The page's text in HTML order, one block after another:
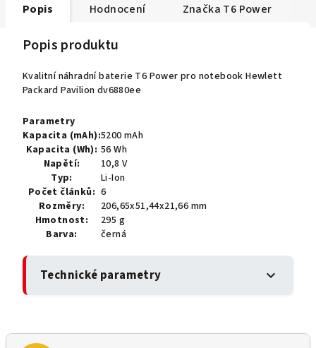
Popis Hodnocení Značka T6 Power
Popis produktu
Kvalitní náhradní baterie T6 Power pro notebook Hewlett
Packard Pavilion dv6880ee
Parametry
Kapacita (mAh):5200 mAh
Kapacita (Wh): 56 Wh
Napětí:
10,8 V
Typ:
Li-Ion
Počet článků: 6
Rozměry:
206,65x51,44x21,66 mm
Hmotnost:
295 g
Barva:
černá
Technické parametry expand_more